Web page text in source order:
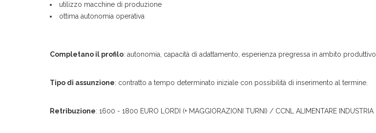
utilizzo macchine di produzione
ottima autonomia operativa
Completano il profilo: autonomia, capacità di adattamento, esperienza pregressa in ambito produttivo.
Tipo di assunzione: contratto a tempo determinato iniziale con possibilità di inserimento al termine.
Retribuzione: 1600 - 1800 EURO LORDI (+ MAGGIORAZIONI TURNI) / CCNL ALIMENTARE INDUSTRIA